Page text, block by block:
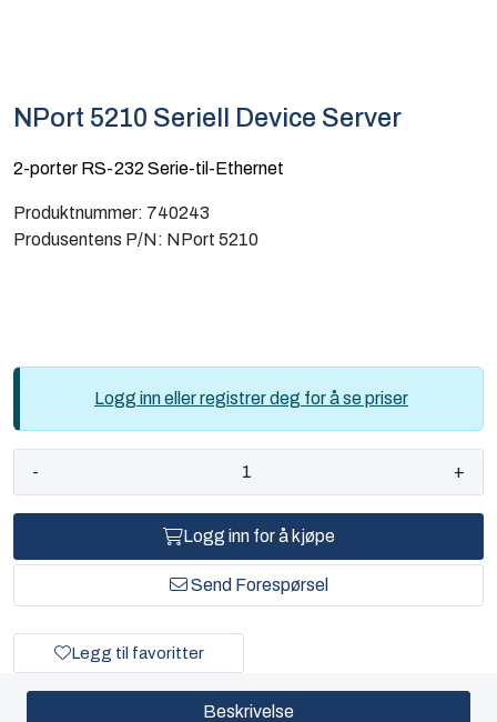
NPort 5210 Seriell Device Server
2-porter RS-232 Serie-til-Ethernet
Produktnummer: 740243
Produsentens P/N: NPort 5210
Logg inn eller registrer deg for å se priser
- +
Logg inn for å kjøpe
Send Forespørsel
Legg til favoritter
Beskrivelse